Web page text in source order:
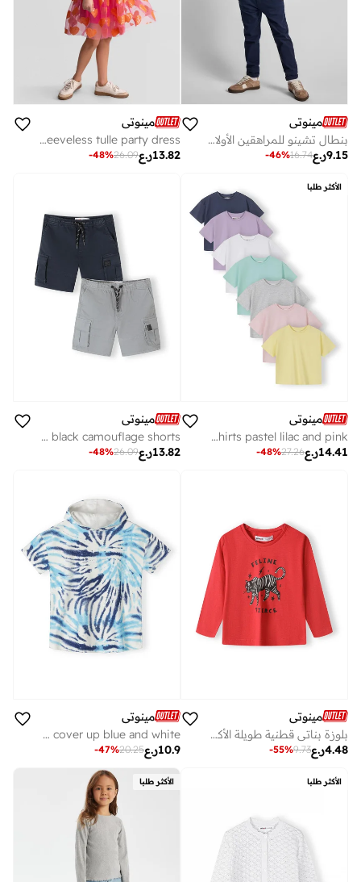
مينوتي
بنطال تشينو للمراهقين الأولاد بجيوب وقَصّة أنيقة
ر.ع9.15
16.74
-46%
مينوتي
Girls pink sleeveless tulle party dress
ر.ع13.82
26.09
-48%
الأكثر طلبا
مينوتي
Girls cotton t-shirts pastel lilac and pink
ر.ع14.41
27.26
-48%
مينوتي
Boys cotton blend grey black camouflage shorts
ر.ع13.82
26.09
-48%
مينوتي
بلوزة بناتي قطنية طويلة الأكمام بطبعة مميزة وعصرية
ر.ع4.48
9.73
-55%
مينوتي
Boys hooded tie dye knitted terry towelling cover up blue and white
ر.ع10.9
20.25
-47%
الأكثر طلبا الأكثر طلبا